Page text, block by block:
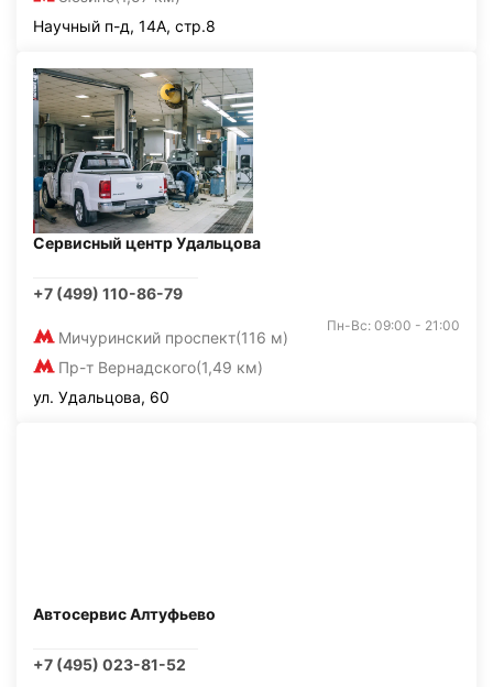
Научный п-д, 14А, стр.8
Сервисный центр Удальцова
+7 (499) 110-86-79
Мичуринский проспект(116 м)
Пр-т Вернадского(1,49 км)
Пн-Вс: 09:00 - 21:00
ул. Удальцова, 60
Автосервис Алтуфьево
+7 (495) 023-81-52